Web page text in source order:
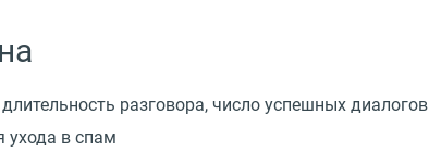
разговора, число успешных диалогов
ухода в спам